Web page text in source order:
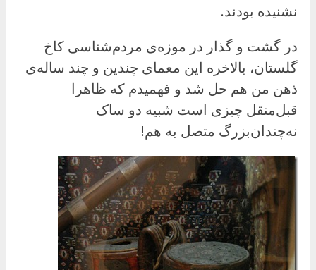
نشنیده بودند.
در گشت و گذار در موزه‌ی مردم‌شناسی کاخ
گلستان، بالاخره این معمای چندین و چند ساله‌ی
ذهن من هم حل شد و فهمیدم که ظاهرا
قبل‌منقل چیزی است شبیه دو ساک
نه‌چندان‌بزرگ متصل به هم!